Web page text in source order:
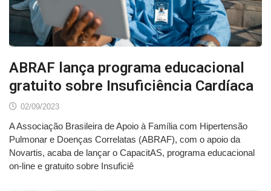
ABRAF lança programa educacional
gratuito sobre Insuficiência Cardíaca
02/09/2023
A Associação Brasileira de Apoio à Família com Hipertensão
Pulmonar e Doenças Correlatas (ABRAF), com o apoio da
Novartis, acaba de lançar o CapacitAS, programa educacional
on-line e gratuito sobre Insuficiê